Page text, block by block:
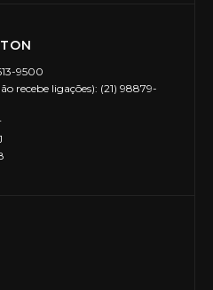
9500
recebe ligações): (21) 98879-